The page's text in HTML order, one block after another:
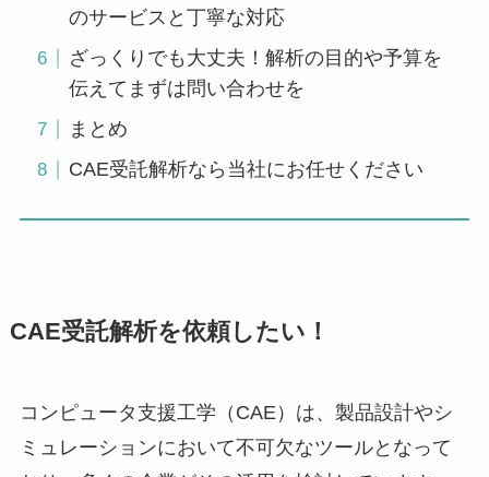
のサービスと丁寧な対応
ざっくりでも大丈夫！解析の目的や予算を
伝えてまずは問い合わせを
まとめ
CAE受託解析なら当社にお任せください
CAE受託解析を依頼したい！
コンピュータ支援工学（CAE）は、製品設計やシ
ミュレーションにおいて不可欠なツールとなって